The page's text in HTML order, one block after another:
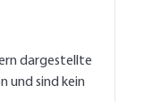
dargestellte
und sind kein